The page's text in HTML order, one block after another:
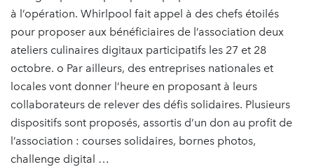
à l’opération. Whirlpool fait appel à des chefs étoilés
pour proposer aux bénéficiaires de l’association deux
ateliers culinaires digitaux participatifs les 27 et 28
octobre. o Par ailleurs, des entreprises nationales et
locales vont donner l’heure en proposant à leurs
collaborateurs de relever des défis solidaires. Plusieurs
dispositifs sont proposés, assortis d’un don au profit de
l’association : courses solidaires, bornes photos,
challenge digital …